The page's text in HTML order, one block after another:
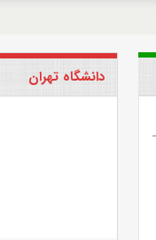
دانشگاه تهران